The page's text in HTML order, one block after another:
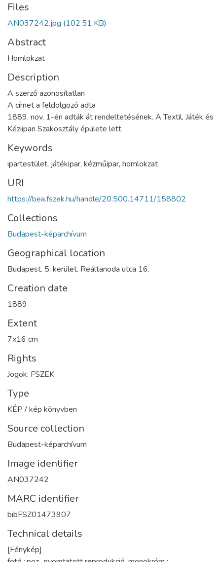
Files
AN037242.jpg (102.51 KB)
Abstract
Homlokzat
Description
A szerző azonosítatlan
A címet a feldolgozó adta
1889. nov. 1-én adták át rendeltetésének. A Textil, Játék és
Kéziipari Szakosztály épülete lett
Keywords
ipartestület, játékipar, kézműipar, homlokzat
URI
https://bea.fszek.hu/handle/20.500.14711/158802
Collections
Budapest-képarchívum
Geographical location
Budapest. 5. kerület. Reáltanoda utca 16.
Creation date
1889
Extent
7x16 cm
Rights
Jogok: FSZEK
Type
KÉP / kép könyvben
Source collection
Budapest-képarchívum
Image identifier
AN037242
MARC identifier
bibFSZ01473907
Technical details
[Fénykép]